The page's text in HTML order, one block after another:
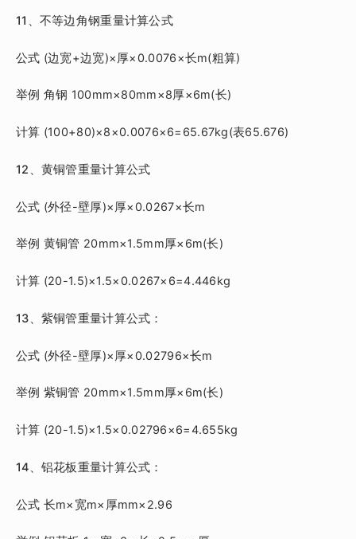
11、不等边角钢重量计算公式
公式 (边宽+边宽)×厚×0.0076×长m(粗算)
举例 角钢 100mm×80mm×8厚×6m(长)
计算 (100+80)×8×0.0076×6=65.67kg(表65.676)
12、黄铜管重量计算公式
公式 (外径-壁厚)×厚×0.0267×长m
举例 黄铜管 20mm×1.5mm厚×6m(长)
计算 (20-1.5)×1.5×0.0267×6=4.446kg
13、紫铜管重量计算公式：
公式 (外径-壁厚)×厚×0.02796×长m
举例 紫铜管 20mm×1.5mm厚×6m(长)
计算 (20-1.5)×1.5×0.02796×6=4.655kg
14、铝花板重量计算公式：
公式 长m×宽m×厚mm×2.96